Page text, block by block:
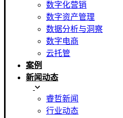
数字化营销
数字资产管理
数据分析与洞察
数字电商
云托管
案例
新闻动态
睿哲新闻
行业动态